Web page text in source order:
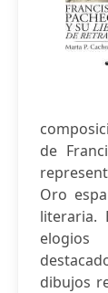
de
Oro
literaria.
dibujos